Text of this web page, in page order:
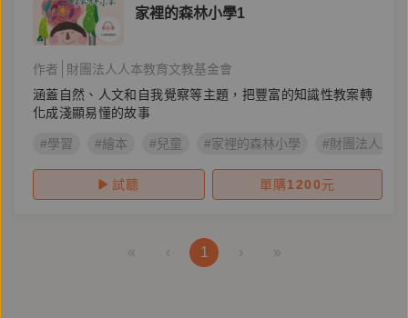
家裡的森林小學1
作者
財團法人人本教育文教基金會
涵蓋自然、人文和自我覺察等主題，把豐富的知識性教案轉
化成淺顯易懂的故事
#學習 #繪本 #兒童 #家裡的森林小學 #財團法人人
試聽 單購1200元
« ‹ 1 › »